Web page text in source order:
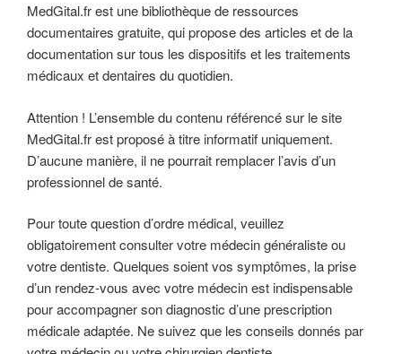
MedGital.fr est une bibliothèque de ressources
documentaires gratuite, qui propose des articles et de la
documentation sur tous les dispositifs et les traitements
médicaux et dentaires du quotidien.
Attention ! L’ensemble du contenu référencé sur le site
MedGital.fr est proposé à titre informatif uniquement.
D’aucune manière, il ne pourrait remplacer l’avis d’un
professionnel de santé.
Pour toute question d’ordre médical, veuillez
obligatoirement consulter votre médecin généraliste ou
votre dentiste. Quelques soient vos symptômes, la prise
d’un rendez-vous avec votre médecin est indispensable
pour accompagner son diagnostic d’une prescription
médicale adaptée. Ne suivez que les conseils donnés par